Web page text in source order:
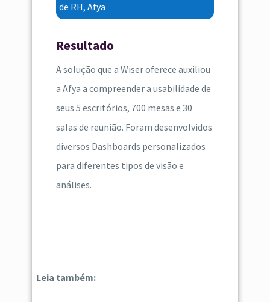
de RH, Afya
Resultado
A solução que a Wiser oferece auxiliou
a Afya a compreender a usabilidade de
seus 5 escritórios, 700 mesas e 30
salas de reunião. Foram desenvolvidos
diversos Dashboards personalizados
para diferentes tipos de visão e
análises.
Leia também: